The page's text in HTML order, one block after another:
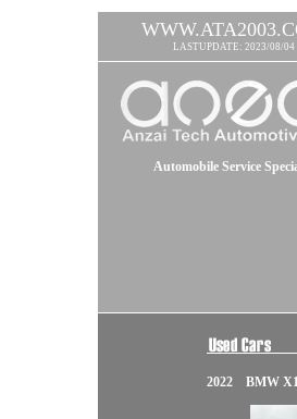
LASTUPDATE: 2023/08/04
Automobile Service
2022 BMW